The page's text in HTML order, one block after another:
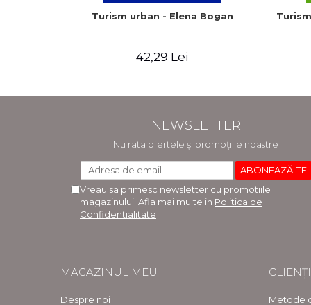
Turism urban - Elena Bogan
42,29 Lei
NEWSLETTER
Nu rata ofertele și promoțiile noastre
Vreau sa primesc newsletter cu promotiile
magazinului. Afla mai multe in Politica de
Confidentialitate
MAGAZINUL MEU
Despre noi
CLIENȚI
Metode